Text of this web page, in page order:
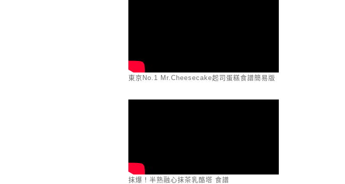
東京No.1 Mr.Cheesecake起司蛋糕食譜簡易版
抹爆！半熟融心抹茶乳酪塔 食譜